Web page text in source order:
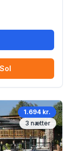
1.694 kr.
3 nætter